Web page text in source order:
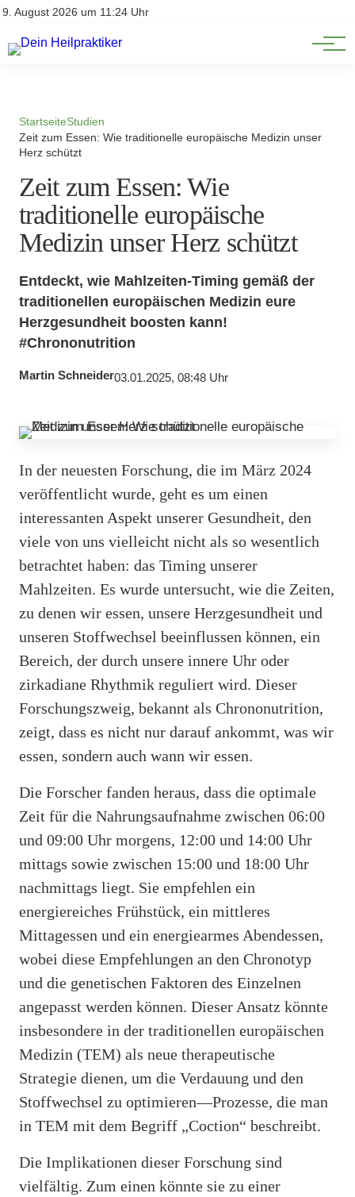
9. August 2026 um 11:24 Uhr
Impressum
Natürliche Medizin
Heilpflanzen & Kräuterkunde
StartseiteStudien
Zeit zum Essen: Wie traditionelle europäische Medizin unser
Herz schützt
Zeit zum Essen: Wie
traditionelle europäische
Medizin unser Herz schützt
Entdeckt, wie Mahlzeiten-Timing gemäß der
traditionellen europäischen Medizin eure
Herzgesundheit boosten kann! ️
#Chrononutrition
Martin Schneider03.01.2025, 08:48 Uhr
In der neuesten Forschung, die im März 2024
veröffentlicht wurde, geht es um einen
interessanten Aspekt unserer Gesundheit, den
viele von uns vielleicht nicht als so wesentlich
betrachtet haben: das Timing unserer
Mahlzeiten. Es wurde untersucht, wie die Zeiten,
zu denen wir essen, unsere Herzgesundheit und
unseren Stoffwechsel beeinflussen können, ein
Bereich, der durch unsere innere Uhr oder
zirkadiane Rhythmik reguliert wird. Dieser
Forschungszweig, bekannt als Chrononutrition,
zeigt, dass es nicht nur darauf ankommt, was wir
essen, sondern auch wann wir essen.
Die Forscher fanden heraus, dass die optimale
Zeit für die Nahrungsaufnahme zwischen 06:00
und 09:00 Uhr morgens, 12:00 und 14:00 Uhr
mittags sowie zwischen 15:00 und 18:00 Uhr
nachmittags liegt. Sie empfehlen ein
energiereiches Frühstück, ein mittleres
Mittagessen und ein energiearmes Abendessen,
wobei diese Empfehlungen an den Chronotyp
und die genetischen Faktoren des Einzelnen
angepasst werden können. Dieser Ansatz könnte
insbesondere in der traditionellen europäischen
Medizin (TEM) als neue therapeutische
Strategie dienen, um die Verdauung und den
Stoffwechsel zu optimieren—Prozesse, die man
in TEM mit dem Begriff „Coction“ beschreibt.
Die Implikationen dieser Forschung sind
vielfältig. Zum einen könnte sie zu einer